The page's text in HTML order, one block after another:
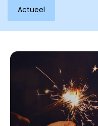
Actueel